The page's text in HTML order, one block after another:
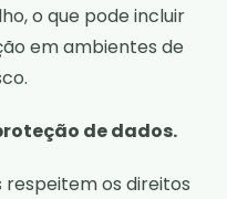
o que pode incluir
em ambientes de
de dados.
respeitem os direitos